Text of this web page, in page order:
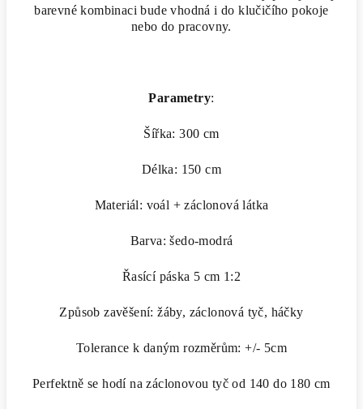
barevné kombinaci bude vhodná i do klučičího pokoje
nebo do pracovny.
Parametry:
Šířka: 300 cm
Délka: 150 cm
Materiál: voál + záclonová látka
Barva: šedo-modrá
Řasící páska 5 cm 1:2
Způsob zavěšení: žáby, záclonová tyč, háčky
Tolerance k daným rozměrům: +/- 5cm
Perfektně se hodí na záclonovou tyč od 140 do 180 cm